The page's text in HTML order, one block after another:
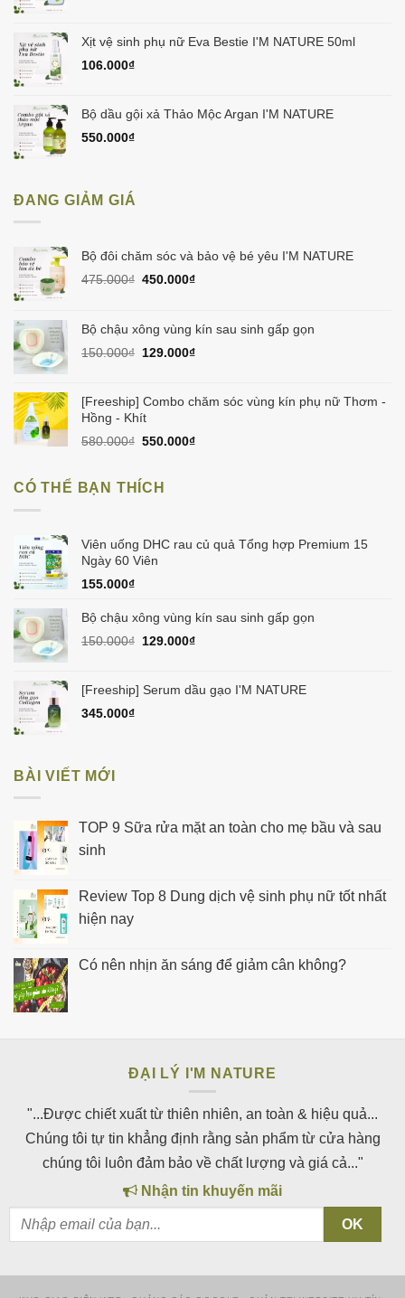
Xịt vệ sinh phụ nữ Eva Bestie I'M NATURE 50ml
106.000₫
Bộ dầu gội xả Thảo Mộc Argan I'M NATURE
550.000₫
ĐANG GIẢM GIÁ
Bộ đôi chăm sóc và bảo vệ bé yêu I'M NATURE
475.000₫ Giá
475.000₫.
450.000₫Giá
là:
Bộ chậu xông vùng kín sau sinh gấp gọn
150.000₫ Giá
150.000₫.
129.000₫Giá
là:
[Freeship] Combo chăm sóc vùng kín phụ nữ Thơm -
Hồng - Khít
580.000₫ Giá
580.000₫.
550.000₫Giá
CÓ THỂ BẠN THÍCH
Viên uống DHC rau củ quả Tổng hợp Premium 15
Ngày 60 Viên
155.000₫
Bộ chậu xông vùng kín sau sinh gấp gọn
150.000₫ Giá
150.000₫.
129.000₫Giá
là:
[Freeship] Serum dầu gạo I'M NATURE
345.000₫
BÀI VIẾT MỚI
TOP 9 Sữa rửa mặt an toàn cho mẹ bầu và sau
sinh
Review Top 8 Dung dịch vệ sinh phụ nữ tốt nhất
hiện nay
Có nên nhịn ăn sáng để giảm cân không?
ĐẠI LÝ I'M NATURE
"...Được chiết xuất từ thiên nhiên, an toàn & hiệu quả...
Chúng tôi tự tin khẳng định rằng sản phẩm từ cửa hàng
chúng tôi luôn đảm bảo về chất lượng và giá cả..."
Nhận tin khuyến mãi